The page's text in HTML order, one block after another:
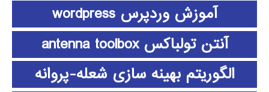
آموزش وردپرس wordpress
آنتن تولباکس antenna toolbox
الگوریتم بهینه سازی شعله-پروانه